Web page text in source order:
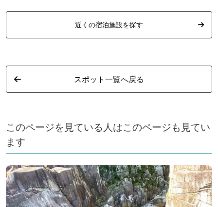
定）
近くの宿泊施設を探す
スポット一覧へ戻る
このページを見ている人はこのページも見てい
ます